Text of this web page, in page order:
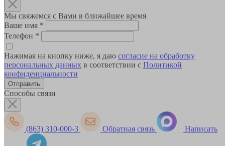
Мы свяжемся с Вами в ближайшее время
Ваше имя *
Телефон *
Нажимая на кнопку ниже, я даю согласие на обработку
персональных данных в соответствии с Политикой
конфиденциальности
Способы связи
(863) 310-000-3 Обратная связь Написать